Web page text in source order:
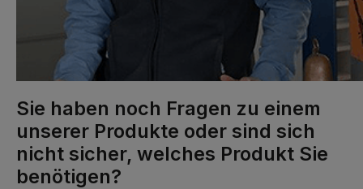
Sie haben noch Fragen zu einem
unserer Produkte oder sind sich
nicht sicher, welches Produkt Sie
benötigen?